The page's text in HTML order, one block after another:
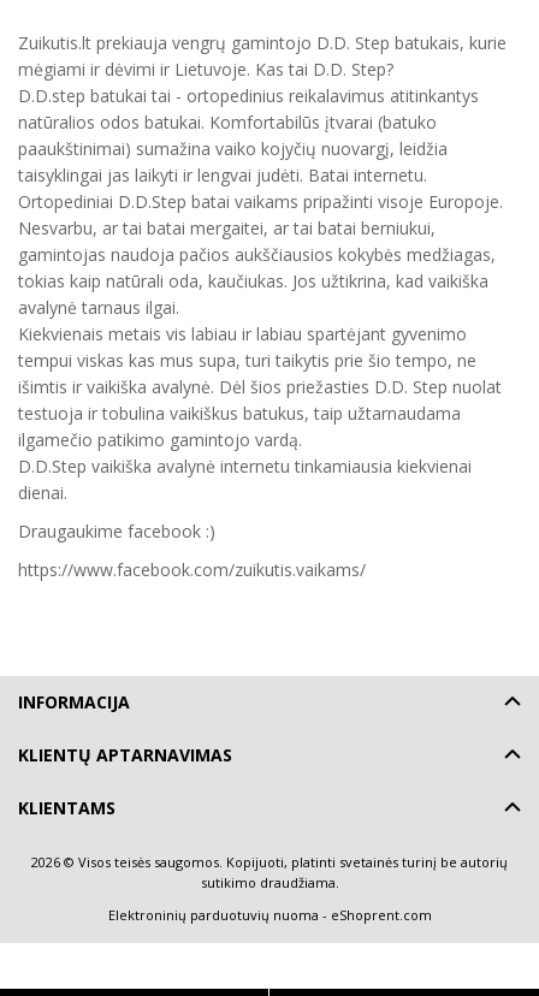
Zuikutis.lt prekiauja vengrų gamintojo D.D. Step batukais, kurie
mėgiami ir dėvimi ir Lietuvoje. Kas tai D.D. Step?
D.D.step batukai tai - ortopedinius reikalavimus atitinkantys
natūralios odos batukai. Komfortabilūs įtvarai (batuko
paaukštinimai) sumažina vaiko kojyčių nuovargį, leidžia
taisyklingai jas laikyti ir lengvai judėti. Batai internetu.
Ortopediniai D.D.Step batai vaikams pripažinti visoje Europoje.
Nesvarbu, ar tai batai mergaitei, ar tai batai berniukui,
gamintojas naudoja pačios aukščiausios kokybės medžiagas,
tokias kaip natūrali oda, kaučiukas. Jos užtikrina, kad vaikiška
avalynė tarnaus ilgai.
Kiekvienais metais vis labiau ir labiau spartėjant gyvenimo
tempui viskas kas mus supa, turi taikytis prie šio tempo, ne
išimtis ir vaikiška avalynė. Dėl šios priežasties D.D. Step nuolat
testuoja ir tobulina vaikiškus batukus, taip užtarnaudama
ilgamečio patikimo gamintojo vardą.
D.D.Step vaikiška avalynė internetu tinkamiausia kiekvienai
dienai.
Draugaukime facebook :)
https://www.facebook.com/zuikutis.vaikams/
INFORMACIJA
KLIENTŲ APTARNAVIMAS
KLIENTAMS
2026 © Visos teisės saugomos. Kopijuoti, platinti svetainės turinį be autorių
sutikimo draudžiama.
Elektroninių parduotuvių nuoma - eShoprent.com